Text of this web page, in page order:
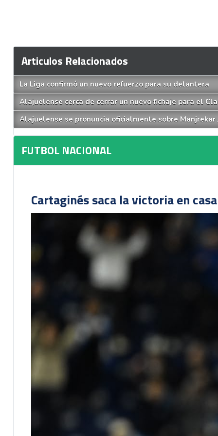
Articulos Relacionados
La Liga confirmó un nuevo refuerzo para su delantera
Alajuelense cerca de cerrar un nuevo fichaje para el
Alajuelense se pronuncia oficialmente sobre Manjrekar
FUTBOL NACIONAL
Cartaginés saca la victoria en